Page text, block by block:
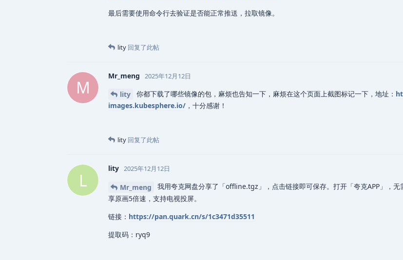
最后需要使用命令行去验证是否能正常推送，拉取镜像。
lity 回复了此帖
M
Mr_meng 2025年12月12日
lity 你都下载了哪些镜像的包，麻烦也告知一下，麻烦在这个页面上截图标记一下，地址：
images.kubesphere.io/ ，十分感谢！
lity 回复了此帖
L
lity 2025年12月12日
Mr_meng
我用夸克网盘分享了「offline.tgz」，点击链接即可保存。打开「夸克APP」，无
享原画5倍速，支持电视投屏。
链接： https://pan.quark.cn/s/1c3471d35511
提取码：ryq9